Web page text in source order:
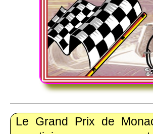
Le Grand Prix de